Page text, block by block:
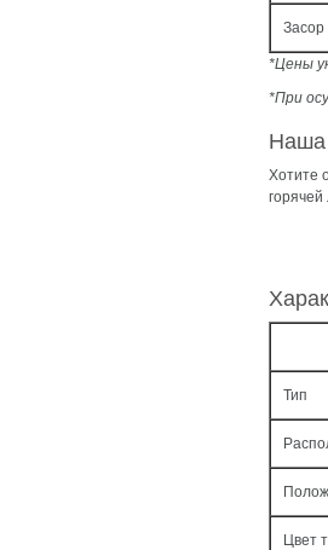
Засор
*Цены
*При
Наша
Хотите
Тип
Цвет